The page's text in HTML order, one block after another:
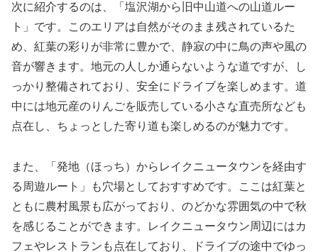
次に紹介するのは、「塩沢湖から旧中山道への山道ルー
ト」です。このエリアは自然がそのまま残されているた
め、紅葉の彩りが非常に豊かで、静寂の中に鳥の声や風の
音が響きます。地元の人しか通らないような道ですが、し
っかり整備されており、安全にドライブを楽しめます。道
中には地元産のりんごを販売している小さな直売所なども
点在し、ちょっとした寄り道も楽しめるのが魅力です。
また、「発地（ほっち）からレイクニュータウンを経由す
る周遊ルート」も穴場としておすすめです。ここは紅葉と
ともに農村風景も広がっており、のどかな雰囲気の中で秋
を感じることができます。レイクニュータウン周辺にはカ
フェやレストランも点在しており、ドライブの途中でゆっ